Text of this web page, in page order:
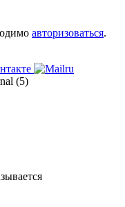
авторизоваться.
(5)